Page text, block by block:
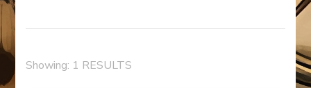
Showing: 1 RESULTS